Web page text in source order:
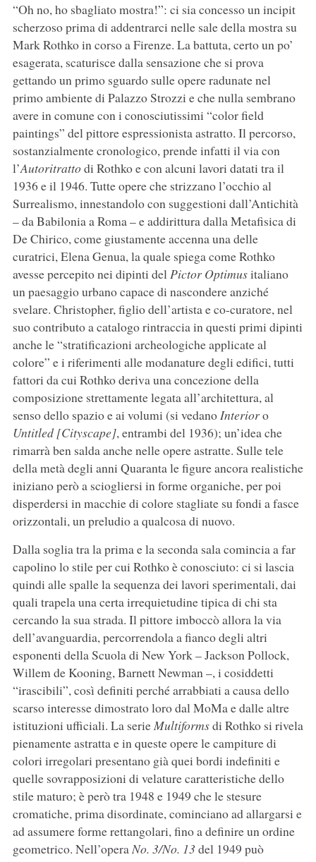
“Oh no, ho sbagliato mostra!”: ci sia concesso un incipit
scherzoso prima di addentrarci nelle sale della mostra su
Mark Rothko in corso a Firenze. La battuta, certo un po’
esagerata, scaturisce dalla sensazione che si prova
gettando un primo sguardo sulle opere radunate nel
primo ambiente di Palazzo Strozzi e che nulla sembrano
avere in comune con i conosciutissimi “color field
paintings” del pittore espressionista astratto. Il percorso,
sostanzialmente cronologico, prende infatti il via con
l’Autoritrattodi Rothko e con alcuni lavori datati tra il
1936 e il 1946. Tutte opere che strizzano l’occhio al
Surrealismo, innestandolo con suggestioni dall’Antichità
– da Babilonia a Roma – e addirittura dalla Metafisica di
De Chirico, come giustamente accenna una delle
curatrici, Elena Genua, la quale spiega come Rothko
avesse percepito nei dipinti delPictor Optimusitaliano
un paesaggio urbano capace di nascondere anziché
svelare. Christopher, figlio dell’artista e co-curatore, nel
suo contributo a catalogo rintraccia in questi primi dipinti
anche le “stratificazioni archeologiche applicate al
colore” e i riferimenti alle modanature degli edifici, tutti
fattori da cui Rothko deriva una concezione della
composizione strettamente legata all’architettura, al
senso dello spazio e ai volumi (si vedanoInterioro
Untitled [Cityscape], entrambi del 1936); un’idea che
rimarrà ben salda anche nelle opere astratte. Sulle tele
della metà degli anni Quaranta le figure ancora realistiche
iniziano però a sciogliersi in forme organiche, per poi
disperdersi in macchie di colore stagliate su fondi a fasce
orizzontali, un preludio a qualcosa di nuovo.
Dalla soglia tra la prima e la seconda sala comincia a far
capolino lo stile per cui Rothko è conosciuto: ci si lascia
quindi alle spalle la sequenza dei lavori sperimentali, dai
quali trapela una certa irrequietudine tipica di chi sta
cercando la sua strada. Il pittore imboccò allora la via
dell’avanguardia, percorrendola a fianco degli altri
esponenti della Scuola di New York – Jackson Pollock,
Willem de Kooning, Barnett Newman –, i cosiddetti
“irascibili”, così definiti perché arrabbiati a causa dello
scarso interesse dimostrato loro dal MoMa e dalle altre
istituzioni ufficiali. La serieMultiformsdi Rothko si rivela
pienamente astratta e in queste opere le campiture di
colori irregolari presentano già quei bordi indefiniti e
quelle sovrapposizioni di velature caratteristiche dello
stile maturo; è però tra 1948 e 1949 che le stesure
cromatiche, prima disordinate, cominciano ad allargarsi e
ad assumere forme rettangolari, fino a definire un ordine
geometrico. Nell’operaNo. 3/No. 13 del 1949 può